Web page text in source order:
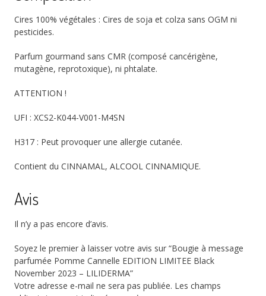
Cires 100% végétales : Cires de soja et colza sans OGM ni
pesticides.
Parfum gourmand sans CMR (composé cancérigène,
mutagène, reprotoxique), ni phtalate.
ATTENTION !
UFI : XCS2-K044-V001-M4SN
H317 : Peut provoquer une allergie cutanée.
Contient du CINNAMAL, ALCOOL CINNAMIQUE.
Avis
Il n’y a pas encore d’avis.
Soyez le premier à laisser votre avis sur “Bougie à message
parfumée Pomme Cannelle EDITION LIMITEE Black
November 2023 – LILIDERMA”
Votre adresse e-mail ne sera pas publiée. Les champs